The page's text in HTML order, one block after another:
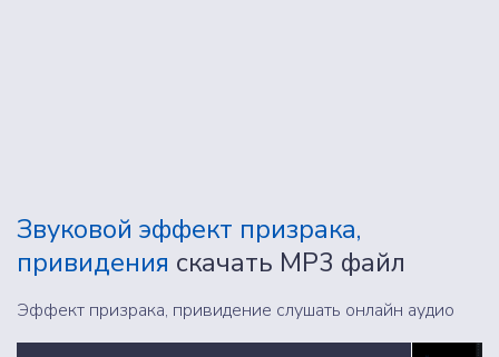
Звуковой эффект призрака,
привидения скачать MP3 файл
Эффект призрака, привидение слушать онлайн аудио